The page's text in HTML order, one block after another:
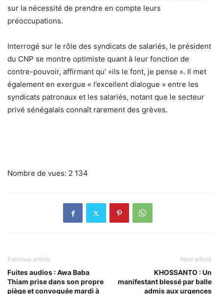
sur la nécessité de prendre en compte leurs
préoccupations.
Interrogé sur le rôle des syndicats de salariés, le président
du CNP se montre optimiste quant à leur fonction de
contre-pouvoir, affirmant qu’ »ils le font, je pense ». Il met
également en exergue « l’excellent dialogue » entre les
syndicats patronaux et les salariés, notant que le secteur
privé sénégalais connaît rarement des grèves.
Nombre de vues: 2 134
Previous article
Fuites audios : Awa Baba
Thiam prise dans son propre
piège et convoquée mardi à
Next article
KHOSSANTO : Un
manifestant blessé par balle
admis aux urgences